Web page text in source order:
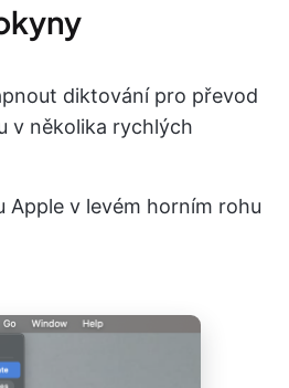
diktování pro převod
v několika rychlých
Apple v levém horním rohu